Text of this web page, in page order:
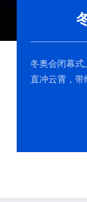
冬奥会闭幕式
直冲云霄，带